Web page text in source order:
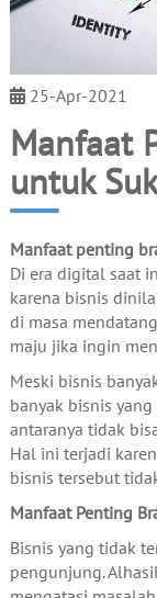
25-Apr-2021
Manfaat
untuk
Manfaat penting
Di era digital saat
karena bisnis
di masa
maju jika ingin
Meski bisnis
banyak bisnis
antaranya tidak
Hal ini terjadi
bisnis tersebut
Manfaat Penting
Bisnis yang tidak
pengunjung.